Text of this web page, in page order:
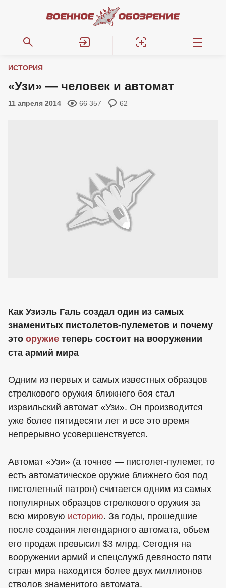
ИСТОРИЯ
«Узи» — человек и автомат
11 апреля 2014 66 357 62
Как Узиэль Галь создал один из самых
знаменитых пистолетов-пулеметов и почему
это оружие теперь состоит на вооружении
ста армий мира
Одним из первых и самых известных образцов
стрелкового оружия ближнего боя стал
израильский автомат «Узи». Он производится
уже более пятидесяти лет и все это время
непрерывно усовершенствуется.
Автомат «Узи» (а точнее — пистолет-пулемет, то
есть автоматическое оружие ближнего боя под
пистолетный патрон) считается одним из самых
популярных образцов стрелкового оружия за
всю мировую историю. За годы, прошедшие
после создания легендарного автомата, объем
его продаж превысил $3 млрд. Сегодня на
вооружении армий и спецслужб девяносто пяти
стран мира находится более двух миллионов
стволов знаменитого автомата.